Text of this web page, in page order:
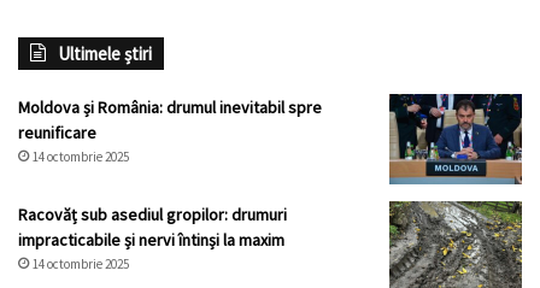
Ultimele știri
Moldova și România: drumul inevitabil spre
reunificare
14 octombrie 2025
Racovăț sub asediul gropilor: drumuri
impracticabile și nervi întinși la maxim
14 octombrie 2025